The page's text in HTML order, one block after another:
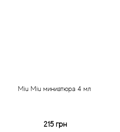
Miu Miu миниатюра 4 мл
215 грн